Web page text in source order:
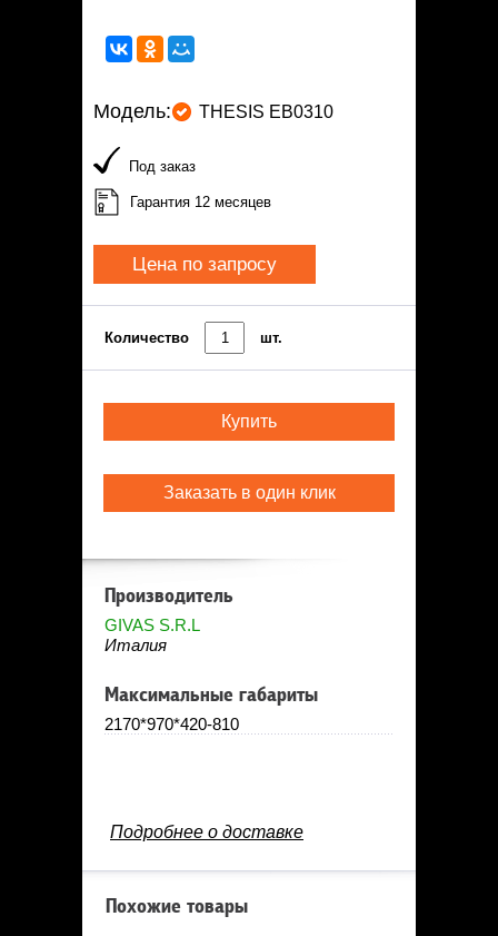
Модель: THESIS EB0310
Под заказ
Гарантия 12 месяцев
Цена по запросу
Количество шт.
Купить
Заказать в один клик
Производитель
GIVAS S.R.L
Италия
Максимальные габариты
2170*970*420-810
Подробнее о доставке
Похожие товары